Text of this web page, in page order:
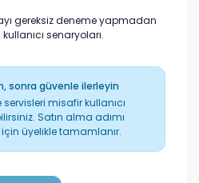
gereksiz deneme yapmadan
senaryoları.
sonra güvenle ilerleyin
misafir kullanıcı
Satın alma adımı
üyelikle tamamlanır.